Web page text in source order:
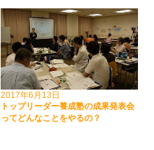
2017年6月13日
トップリーダー養成塾の成果発表会
ってどんなことをやるの？